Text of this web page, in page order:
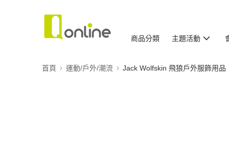
商品分類 主題活動
首頁 運動/戶外/潮流 Jack Wolfskin 飛狼戶外服飾用品